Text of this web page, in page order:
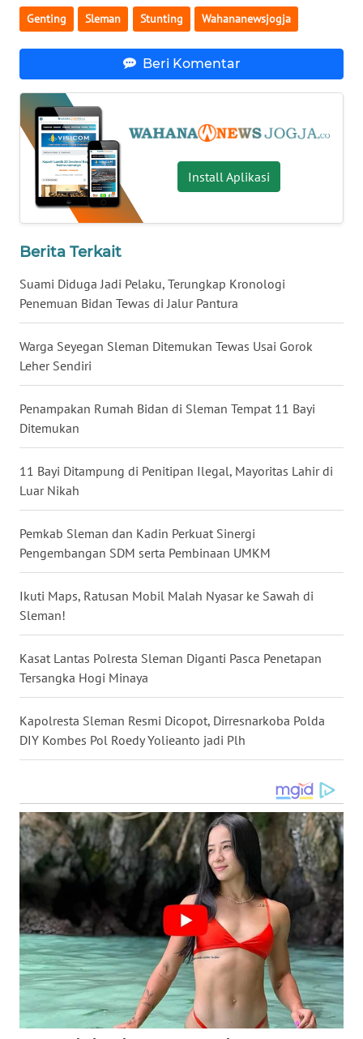
Genting Sleman Stunting Wahananewsjogja
Beri Komentar
Install Aplikasi
Berita Terkait
Suami Diduga Jadi Pelaku, Terungkap Kronologi
Penemuan Bidan Tewas di Jalur Pantura
Warga Seyegan Sleman Ditemukan Tewas Usai Gorok
Leher Sendiri
Penampakan Rumah Bidan di Sleman Tempat 11 Bayi
Ditemukan
11 Bayi Ditampung di Penitipan Ilegal, Mayoritas Lahir di
Luar Nikah
Pemkab Sleman dan Kadin Perkuat Sinergi
Pengembangan SDM serta Pembinaan UMKM
Ikuti Maps, Ratusan Mobil Malah Nyasar ke Sawah di
Sleman!
Kasat Lantas Polresta Sleman Diganti Pasca Penetapan
Tersangka Hogi Minaya
Kapolresta Sleman Resmi Dicopot, Dirresnarkoba Polda
DIY Kombes Pol Roedy Yolieanto jadi Plh
WN
JOGJA
WN
JATIM
WN
KALTENG
KALTARA
KALSEL
KALTIM
WN
SULSEL
WN
GORONTALO
WN
SULUT
WN
WN
MALUT
WN
WN
DANAU
TOBA
WN
NIAS